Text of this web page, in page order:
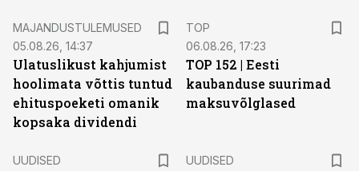
MAJANDUSTULEMUSED
05.08.26, 14:37
Ulatuslikust kahjumist
hoolimata võttis tuntud
ehituspoeketi omanik
kopsaka dividendi
TOP
06.08.26, 17:23
TOP 152 | Eesti
kaubanduse suurimad
maksuvõlglased
UUDISED
UUDISED